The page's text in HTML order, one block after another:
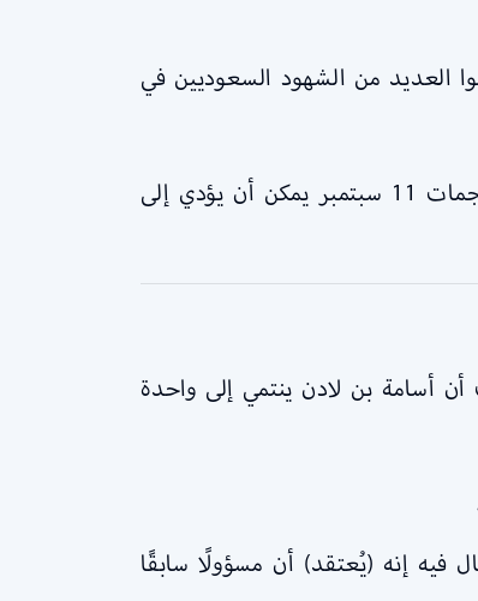
واستدعوا العديد من الشهود السعوديين في
شون كارتر، أحد المحامين الذين يمثلون عائلات الضحايا قال إن إثبات مسؤولية السعودية التمويلية في هجمات 11 سبتمبر يمكن أن يؤدي إلى
في هجمات 11 سبتمبر سعوديون. بخلاف أن أسامة بن لادن ينتمي إلى واحدة
تعتبر أن “أهم الأدلة” ملخص داخلي لمكتب التحقيقات الفيدرالي يعود إلى 2012، قال فيه إنه (يُعتقد) أن مسؤولًا سابقًا